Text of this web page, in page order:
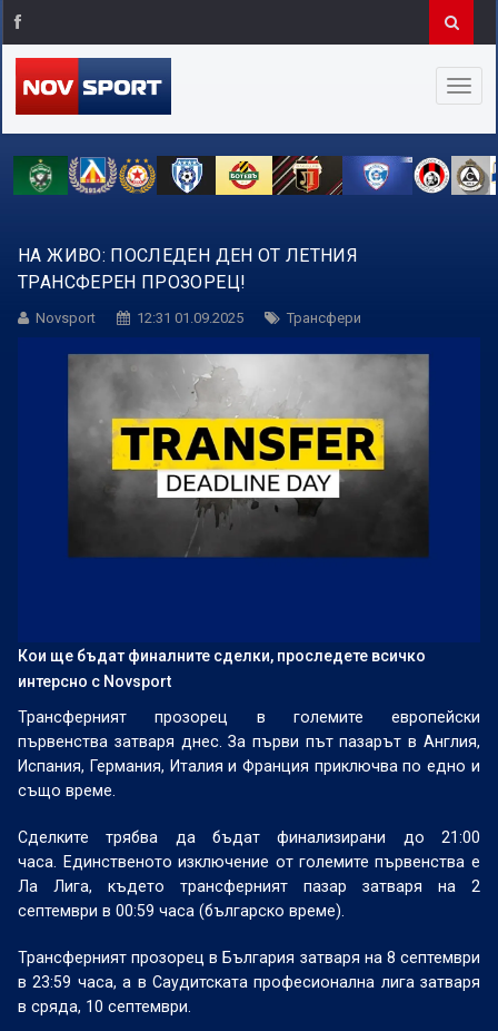
НА ЖИВО: ПОСЛЕДЕН ДЕН ОТ ЛЕТНИЯ
ТРАНСФЕРЕН ПРОЗОРЕЦ!
Novsport 12:31 01.09.2025 Трансфери
Кои ще бъдат финалните сделки, проследете всичко
интерсно с Novsport
Трансферният прозорец в големите европейски
първенства затваря днес. За първи път пазарът в Англия,
Испания, Германия, Италия и Франция приключва по едно и
също време.
Сделките трябва да бъдат финализирани до 21:00
часа.
Единственото изключение от големите първенства е
Ла Лига, където трансферният пазар затваря на 2
септември в 00:59 часа(българско време).
Трансферният прозорец в България затваря на 8 септември
в 23:59 часа, а в Саудитската професионална лига затваря
в сряда, 10 септември.